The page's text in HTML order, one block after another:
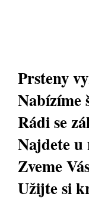
Prsteny
Nabízíme
Rádi se
Najdete u
Zveme
Užijte si